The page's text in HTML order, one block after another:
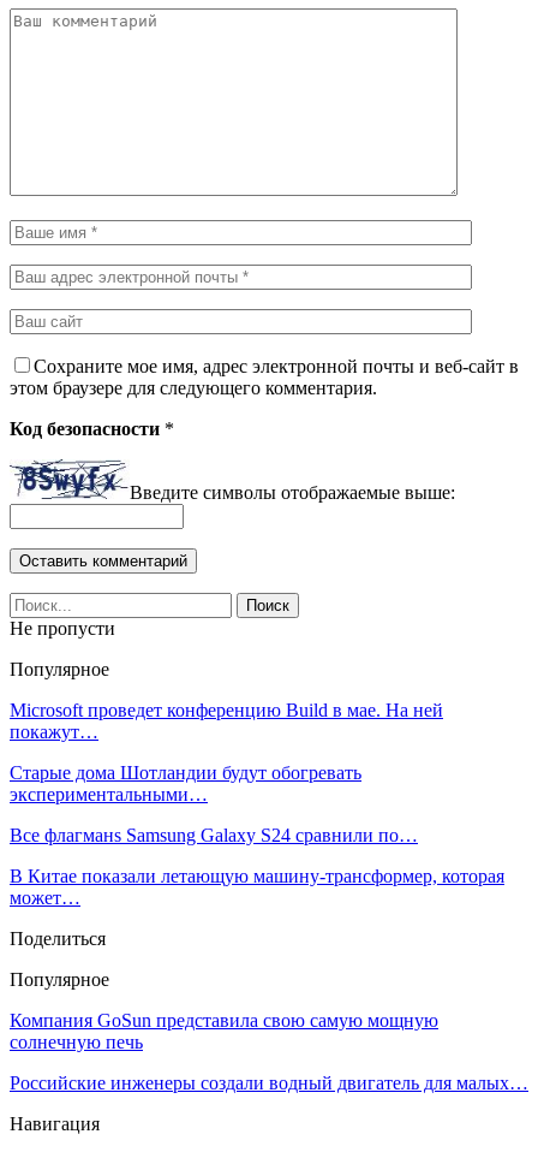
Сохраните мое имя, адрес электронной почты и веб-сайт в
этом браузере для следующего комментария.
Код безопасности *
Введите символы отображаемые выше:
Не пропусти
Популярное
Microsoft проведет конференцию Build в мае. На ней
покажут…
Старые дома Шотландии будут обогревать
экспериментальными…
Все флагманs Samsung Galaxy S24 сравнили по…
В Китае показали летающую машину-трансформер, которая
может…
Поделиться
Популярное
Компания GoSun представила свою самую мощную
солнечную печь
Российские инженеры создали водный двигатель для малых…
Навигация